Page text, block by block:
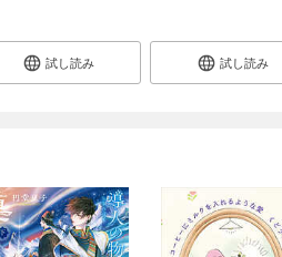
試し読み 試し読み